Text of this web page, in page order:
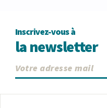
Inscrivez-vous à
la newsletter